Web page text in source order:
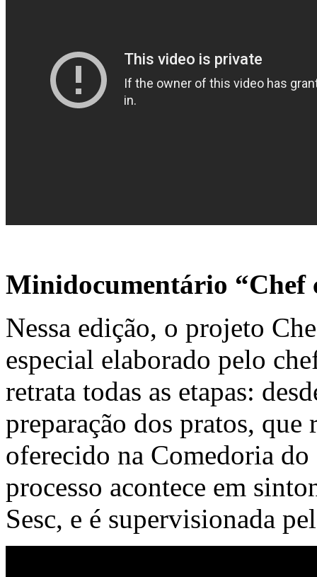
Minidocumentário “Chef
Nessa edição, o projeto
especial elaborado pelo
retrata todas as etapas:
preparação dos pratos,
oferecido na Comedoria do
processo acontece em
Sesc, e é supervisionada